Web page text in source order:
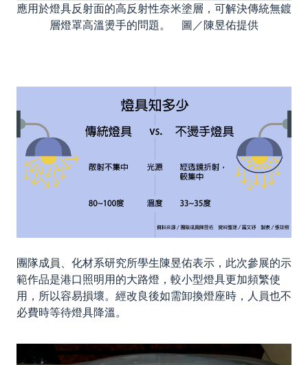
應用於燈具反射面的高反射性奈米塗層，可解決傳統無鍍
層燈罩高溫燙手的問題。 圖／陳昱佑提供
團隊成員、化材系研究所學生陳昱佑表示，此次參展的示
範作品是港口照明用的大路燈，較小型燈具更加頻繁使
用，所以容易損壞。經改良後如需卸換燈座時，人員也不
必費時等待燈具降溫。